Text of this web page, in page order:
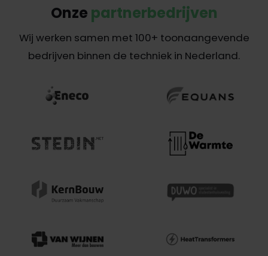
Onze partnerbedrijven
Wij werken samen met 100+ toonaangevende
bedrijven binnen de techniek in Nederland.